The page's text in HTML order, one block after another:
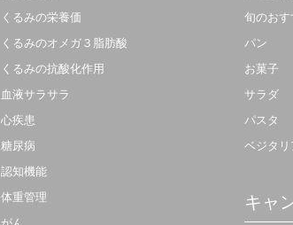
くるみの栄養価
くるみのオメガ３脂肪酸
くるみの抗酸化作用
血液サラサラ
心疾患
糖尿病
認知機能
体重管理
旬のおす
パン
お菓子
サラダ
パスタ
ベジタリ
キャ